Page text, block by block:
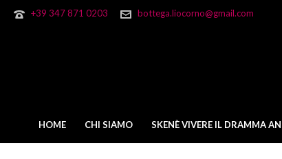
+39 347 871 0203 bottega.liocorno@gmail.com
HOME CHI SIAMO SKENÈ VIVERE IL DRAMMA